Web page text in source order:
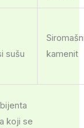
sušu
kamenit
koji se